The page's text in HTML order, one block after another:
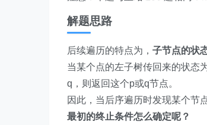
解题思路
后续遍历的特点为， 子节点的状
当某个点的左子树传回来的状态
q，则返回这个p或q节点。
因此，当后序遍历时发现某个节
最初的终止条件怎么确定呢？